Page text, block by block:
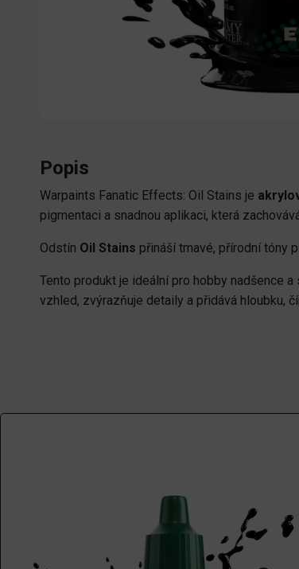
Popis
Warpaints Fanatic Effects: Oil Stains je
pigmentaci a snadnou aplikaci, která
Odstín Oil Stains přináší tmavé, přírodní tóny
Tento produkt je ideální pro hobby nadšence
vzhled, zvýrazňuje detaily a přidává hloubku,